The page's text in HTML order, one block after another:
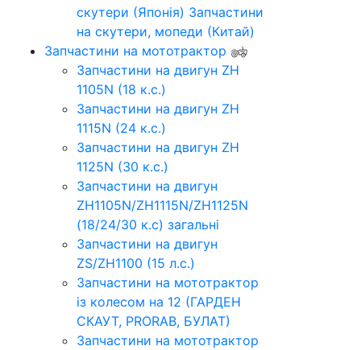
скутери (Японія) Запчастини
на скутери, мопеди (Китай)
Запчастини на мототрактор
Запчастини на двигун ZH
1105N (18 к.с.)
Запчастини на двигун ZH
1115N (24 к.с.)
Запчастини на двигун ZH
1125N (30 к.с.)
Запчастини на двигун
ZH1105N/ZH1115N/ZH1125N
(18/24/30 к.с) загальні
Запчастини на двигун
ZS/ZH1100 (15 л.с.)
Запчастини на мототрактор
із колесом на 12 (ГАРДЕН
СКАУТ, PRORAB, БУЛАТ)
Запчастини на мототрактор